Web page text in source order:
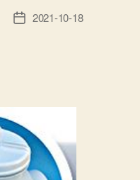
Post2021-10-18